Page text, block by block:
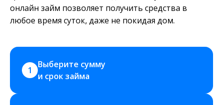
онлайн займ позволяет получить средства в
любое время суток, даже не покидая дом.
1
Выберите сумму
и срок займа